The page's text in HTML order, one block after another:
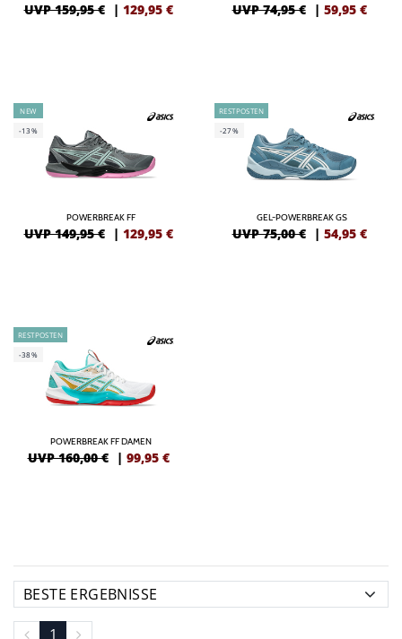
UVP 159,95 € | 129,95 € UVP 74,95 € | 59,95 €
NEW
-13%
POWERBREAK FF
UVP 149,95 € | 129,95 €
RESTPOSTEN
-27%
GEL-POWERBREAK GS
UVP 75,00 € | 54,95 €
RESTPOSTEN
-38%
POWERBREAK FF DAMEN
UVP 160,00 € | 99,95 €
1